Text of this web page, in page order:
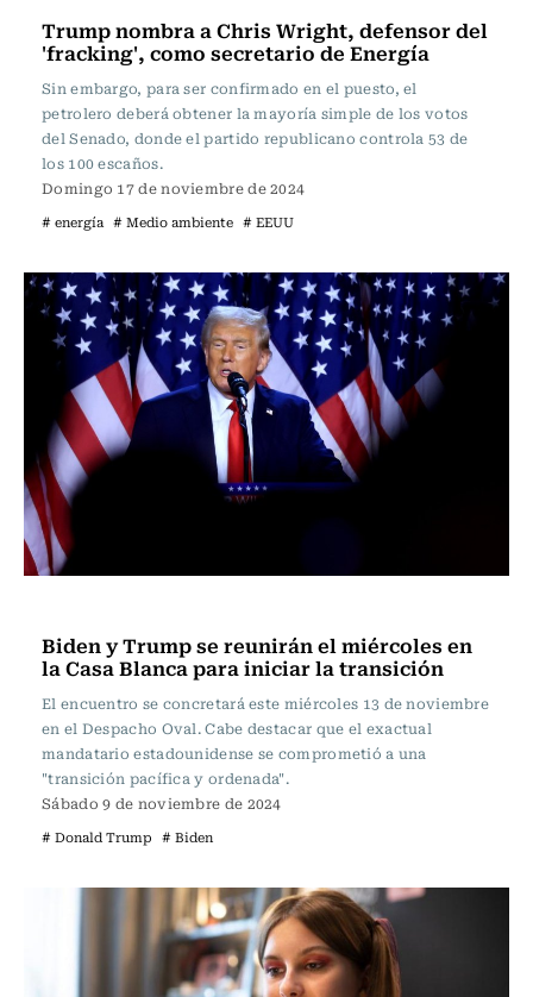
Trump nombra a Chris Wright, defensor del
'fracking', como secretario de Energía
Sin embargo, para ser confirmado en el puesto, el
petrolero deberá obtener la mayoría simple de los votos
del Senado, donde el partido republicano controla 53 de
los 100 escaños.
Domingo 17 de noviembre de 2024
# energía # Medio ambiente # EEUU
Biden y Trump se reunirán el miércoles en
la Casa Blanca para iniciar la transición
El encuentro se concretará este miércoles 13 de noviembre
en el Despacho Oval. Cabe destacar que el exactual
mandatario estadounidense se comprometió a una
"transición pacífica y ordenada".
Sábado 9 de noviembre de 2024
# Donald Trump # Biden